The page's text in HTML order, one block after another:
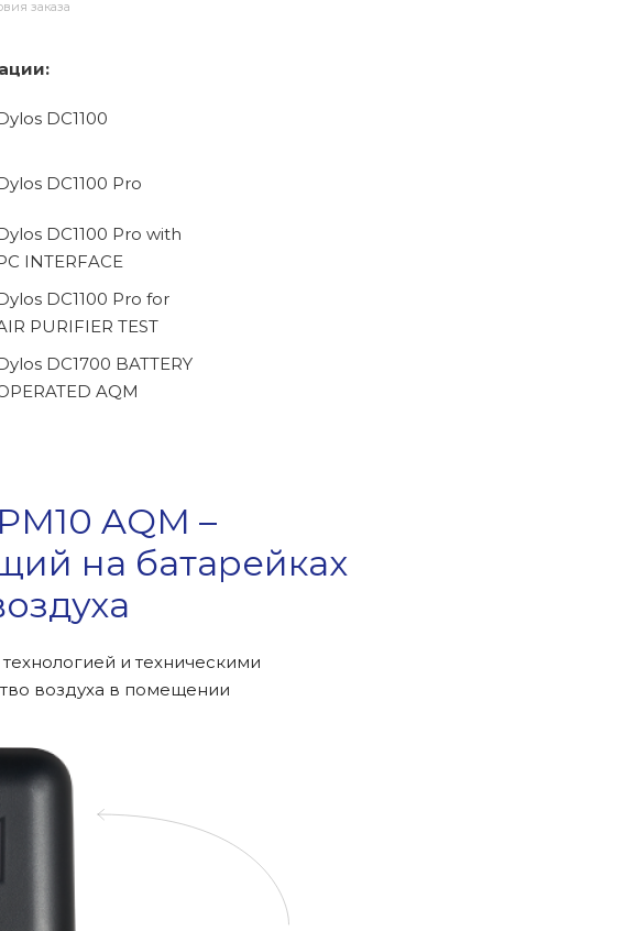
заказа
DC1100
DC1100 Pro
DC1100 Pro with
INTERFACE
DC1100 Pro for
PURIFIER TEST
DC1700 BATTERY
AQM
AQM –
на батарейках
и техническими
воздуха в помещении